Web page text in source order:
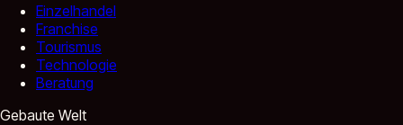
Einzelhandel
Franchise
Tourismus
Technologie
Beratung
Gebaute Welt